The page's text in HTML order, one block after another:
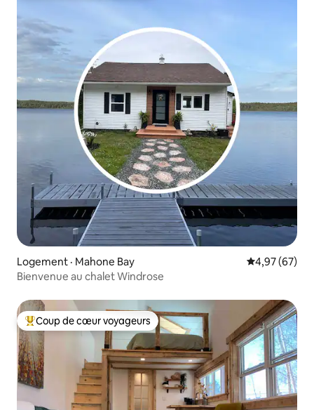
Logement · Mahone Bay Note
4,97 (67)
Bienvenue au chalet Windrose
Coup de cœur voyageurs parmi les plus aimés
Coup de cœur voyageurs